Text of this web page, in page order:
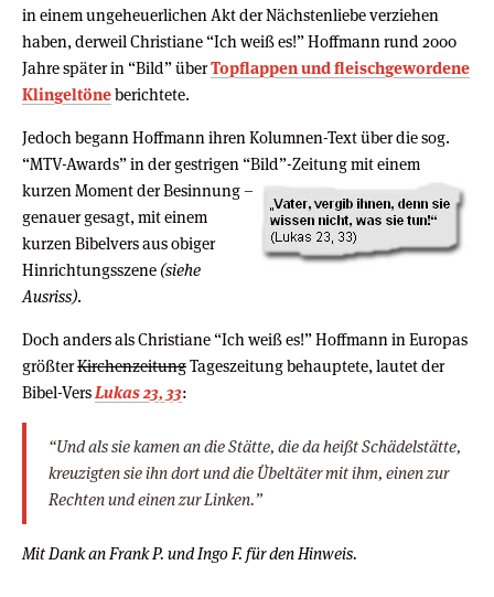
in einem ungeheuerlichen Akt der Nächstenliebe verziehen
haben, derweil Christiane “Ich weiß es!” Hoffmann rund 2000
Jahre später in “Bild” überTopflappen und fleischgewordene
Klingeltöneberichtete.
Jedoch begann Hoffmann ihren Kolumnen-Text über die sog.
“MTV-Awards” in der gestrigen “Bild”-Zeitung mit einem
kurzen Moment der Besinnung –
genauer gesagt, mit einem
kurzen Bibelvers aus obiger
Hinrichtungsszene (siehe
Ausriss).
Doch anders als Christiane “Ich weiß es!” Hoffmann in Europas
größterKirchenzeitungTageszeitung behauptete, lautet der
Bibel-Vers Lukas 23, 33:
“Und als sie kamen an die Stätte, die da heißt Schädelstätte,
kreuzigten sie ihn dort und die Übeltäter mit ihm, einen zur
Rechten und einen zur Linken.”
Mit Dank an Frank P. und Ingo F. für den Hinweis.